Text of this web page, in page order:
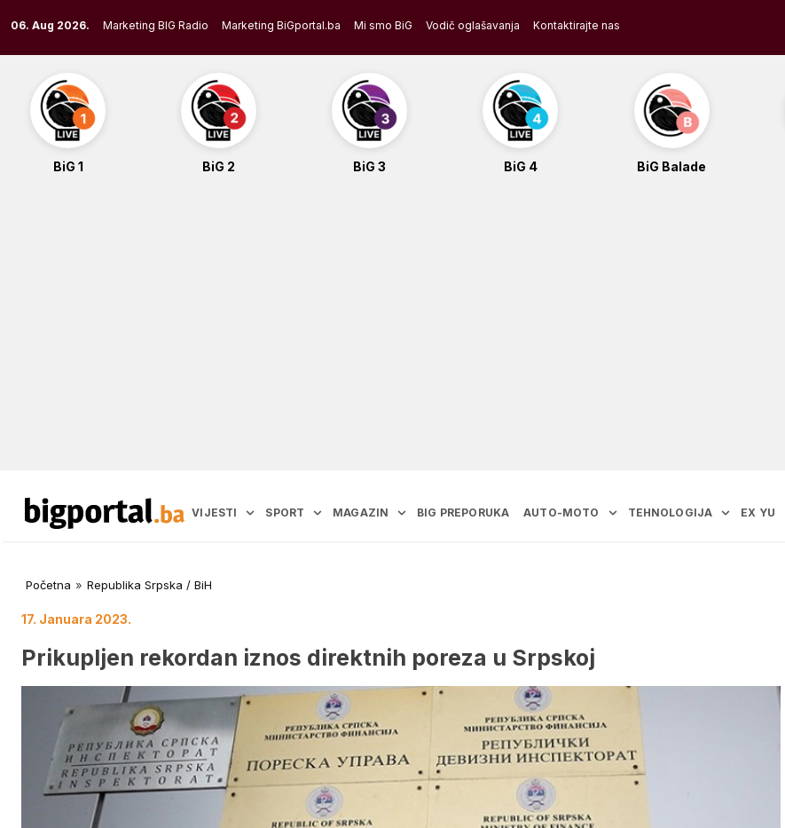
to
content
06. Aug 2026. Marketing BIG Radio Marketing BiGportal.ba Mi smo BiG Vodič oglašavanja Kontaktirajte nas
BiG 1 BiG 2 BiG 3 BiG 4 BiG Balade
VIJESTI SPORT MAGAZIN BIG PREPORUKA AUTO-MOTO TEHNOLOGIJA EX YU
Početna » Republika Srpska / BiH
17. Januara 2023.
Prikupljen rekordan iznos direktnih poreza u Srpskoj